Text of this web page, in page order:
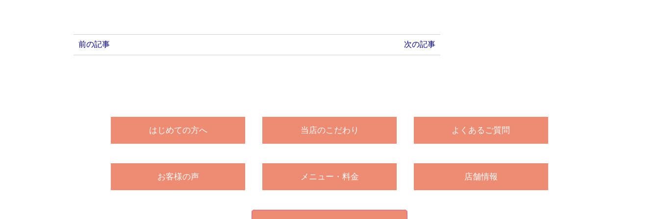
前の記事 次の記事
はじめての方へ 当店のこだわり よくあるご質問
お客様の声 メニュー・料金 店舗情報